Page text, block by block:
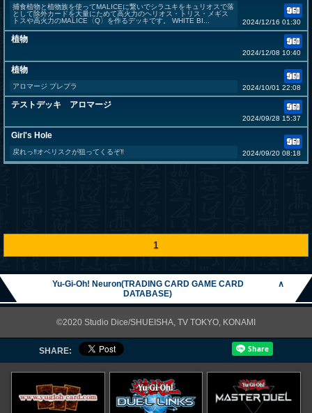
捕食植物と植物族を使ってMALICEに繋いでシラユキをキュリオスで落
として除外カードを大量にためて高火力のヘリオス・トリス・メギス
トスや高火力のMALICE〈Q〉を作るデッキです。 WHITE BI...
2024/12/16 01:30
植物
2024/12/08 10:40
植物
アロマージ プレプラ 2024/10/01 22:08
テストデッキ アロマージ
2024/09/28 15:37
Girl's Hole
戻れっ‼︎オベリスクが狙ってくるぞ‼︎ 2024/09/20 08:18
1
Yu-Gi-Oh! Neuron(TRADING CARD GAME CARD
DATABASE)
∧
©2020 Studio Dice/SHUEISHA, TV TOKYO, KONAMI
SHARE: